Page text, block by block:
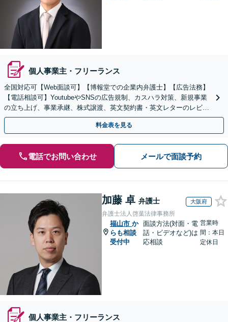
個人事業主・フリーランス
全国対応可【Web面談可】【博報堂での企業内弁護士】【広告法務】
【電話相談可】YoutubeやSNSの広告規制、カスハラ対策、新規事業
の立ち上げ、事業承継、株式譲渡、英文契約書・英文レターのレビュ
ー・ドラフトなどに対応。
料金表を見る
電話でお問い合わせ メールで面談予約
加藤 卓 弁護士 大阪府
弁護士法人啓葉法律事務所
福山市 か
らも相談
受付中
面談方法(対面・電
話・ビデオなど)は
応相談
営業時
間：本日
定休日
個人事業主・フリーランス